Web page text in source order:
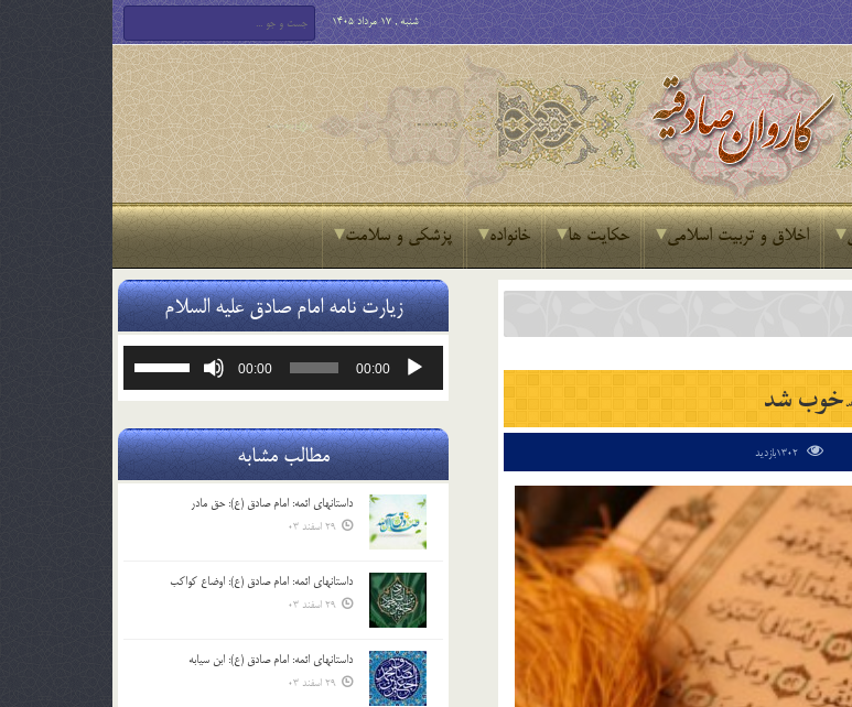
شنبه , 17 مرداد 1405
اخلاق و تربیت اسلامی حکایت ها خانواده پزشکی و سلامت
خوب شد
زیارت نامه امام صادق علیه السلام
پخش‌کننده
00:00
00:00
یا
صدا
کلیدهای
مطالب مشابه
داستانهای ائمه: امام صادق (ع): حق مادر
29 اسفند 03
داستانهای ائمه: امام صادق (ع): اوضاع کواکب
29 اسفند 03
داستانهای ائمه: امام صادق (ع): ابن سیابه
29 اسفند 03